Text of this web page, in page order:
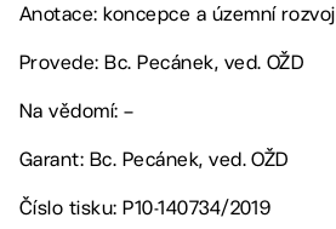
Anotace: koncepce a územní rozvoj
Provede: Bc. Pecánek, ved. OŽD
Na vědomí: –
Garant: Bc. Pecánek, ved. OŽD
Číslo tisku: P10-140734/2019